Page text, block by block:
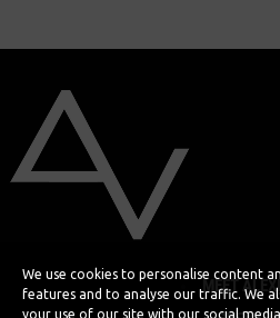
MEET
We use cookies to personalise content
features and to analyse our traffic. We
your use of our site with our social